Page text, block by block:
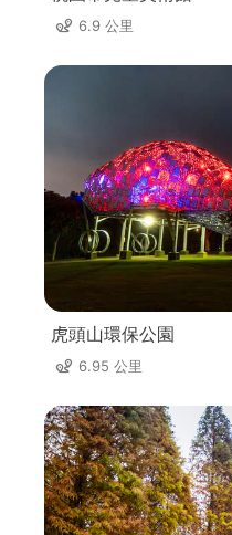
6.9 公里
虎頭山環保公園
6.95 公里